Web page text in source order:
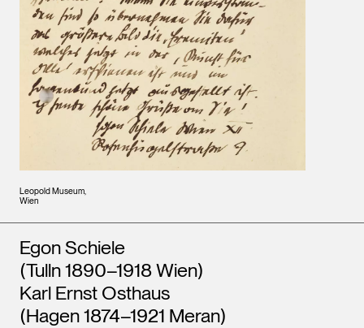
Leopold Museum,
Wien
Künstler*innen
Egon Schiele
(Tulln 1890–1918 Wien)
Karl Ernst Osthaus
(Hagen 1874–1921 Meran)